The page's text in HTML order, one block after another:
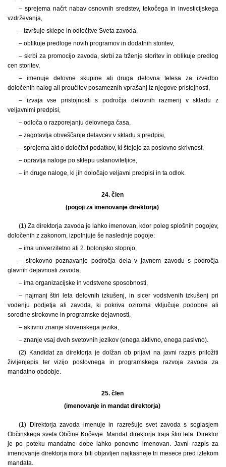
– sprejema načrt nabav osnovnih sredstev, tekočega in investicijskega
vzdrževanja,
– izvršuje sklepe in odločitve Sveta zavoda,
– oblikuje predloge novih programov in dodatnih storitev,
– skrbi za promocijo zavoda, skrbi za trženje storitev in oblikuje predlog
cen storitev,
– imenuje delovne skupine ali druga delovna telesa za izvedbo
določenih nalog ali proučitev posameznih vprašanj iz njegove pristojnosti,
– izvaja vse pristojnosti s področja delovnih razmerij v skladu z
veljavnimi predpisi,
– odloča o razporejanju delovnega časa,
– zagotavlja obveščanje delavcev v skladu s predpisi,
– sprejema akt o določitvi podatkov, ki štejejo za poslovno skrivnost,
– opravlja naloge po sklepu ustanoviteljice,
– in druge naloge, ki jih določajo veljavni predpisi in ta odlok.
24. člen
(pogoji za imenovanje direktorja)
(1) Za direktorja zavoda je lahko imenovan, kdor poleg splošnih pogojev,
določenih z zakonom, izpolnjuje še naslednje pogoje:
– ima univerzitetno ali 2. bolonjsko stopnjo,
– strokovno poznavanje področja dela v javnem zavodu s področja
glavnih dejavnosti zavoda,
– ima organizacijske in vodstvene sposobnosti,
– najmanj štiri leta delovnih izkušenj, in sicer vodstvenih izkušenj pri
vodenju podjetja ali zavoda, ki pokriva oziroma vključuje podobne ali
sorodne strokovne in programske dejavnosti,
– aktivno znanje slovenskega jezika,
– znanje vsaj dveh svetovnih jezikov (enega aktivno, enega pasivno).
(2) Kandidat za direktorja je dolžan ob prijavi na javni razpis priložiti
življenjepis ter vizijo poslovnega in programskega razvoja zavoda za
mandatno obdobje.
25. člen
(imenovanje in mandat direktorja)
(1) Direktorja zavoda imenuje in razrešuje svet zavoda s soglasjem
Občinskega sveta Občine Kočevje. Mandat direktorja traja štiri leta. Direktor
je po poteku mandatne dobe lahko ponovno imenovan. Javni razpis za
imenovanje direktorja mora biti objavljen najkasneje tri mesece pred iztekom
mandata.